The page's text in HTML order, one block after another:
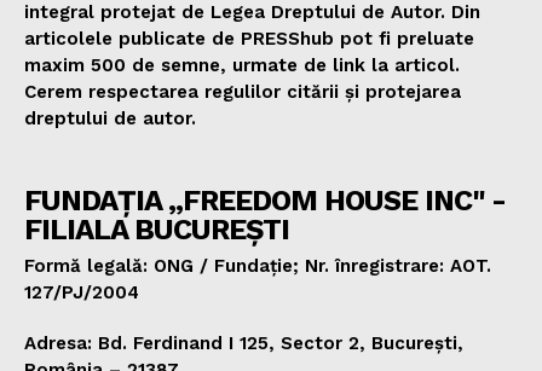
integral protejat de Legea Dreptului de Autor. Din
articolele publicate de PRESShub pot fi preluate
maxim 500 de semne, urmate de link la articol.
Cerem respectarea regulilor citării și protejarea
dreptului de autor.
FUNDAȚIA „FREEDOM HOUSE INC" -
FILIALA BUCUREȘTI
Formă legală: ONG / Fundație; Nr. înregistrare: AOT.
127/PJ/2004
Adresa: Bd. Ferdinand I 125, Sector 2, București,